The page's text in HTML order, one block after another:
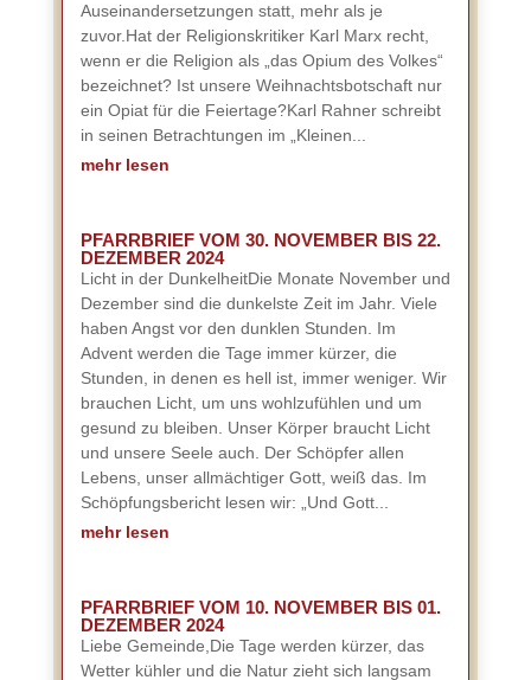
Auseinandersetzungen statt, mehr als je
zuvor.Hat der Religionskritiker Karl Marx recht,
wenn er die Religion als „das Opium des Volkes“
bezeichnet? Ist unsere Weihnachtsbotschaft nur
ein Opiat für die Feiertage?Karl Rahner schreibt
in seinen Betrachtungen im „Kleinen...
mehr lesen
PFARRBRIEF VOM 30. NOVEMBER BIS 22.
DEZEMBER 2024
Licht in der DunkelheitDie Monate November und
Dezember sind die dunkelste Zeit im Jahr. Viele
haben Angst vor den dunklen Stunden. Im
Advent werden die Tage immer kürzer, die
Stunden, in denen es hell ist, immer weniger. Wir
brauchen Licht, um uns wohlzufühlen und um
gesund zu bleiben. Unser Körper braucht Licht
und unsere Seele auch. Der Schöpfer allen
Lebens, unser allmächtiger Gott, weiß das. Im
Schöpfungsbericht lesen wir: „Und Gott...
mehr lesen
PFARRBRIEF VOM 10. NOVEMBER BIS 01.
DEZEMBER 2024
Liebe Gemeinde,Die Tage werden kürzer, das
Wetter kühler und die Natur zieht sich langsam